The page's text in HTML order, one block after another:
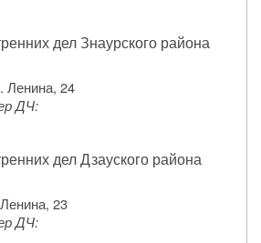
дел Знаурского района
Ленина, 24
ДЧ:
дел Дзауского района
23
ДЧ: